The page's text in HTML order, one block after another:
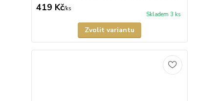
419 Kč/ks
Skladem 3 ks
Zvolit variantu